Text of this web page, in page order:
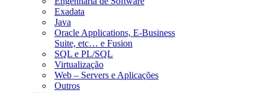
Exadata
Java
Oracle Applications, E-Business
Suite, etc… e Fusion
SQL e PL/SQL
Virtualização
Web – Servers e Aplicações
Outros